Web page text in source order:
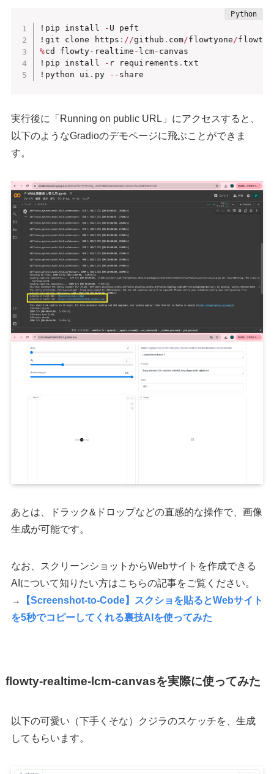
!pip install - U peft
!git clone https : //github . com/flowtyone/flowty
%cd flowty- realtime - lcm- canvas
!pip install
- r requirements .txt
!python ui . py - - share
実行後に「Running on public URL」にアクセスすると、
以下のようなGradioのデモページに飛ぶことができま
す。
あとは、ドラック&ドロップなどの直感的な操作で、画像
生成が可能です。
なお、スクリーンショットからWebサイトを作成できる
AIについて知りたい方はこちらの記事をご覧ください。
→
【Screenshot-to-Code】スクショを貼るとWebサイト
を5秒でコピーしてくれる裏技AIを使ってみた
flowty-realtime-lcm-canvasを実際に使ってみた
以下の可愛い（下手くそな）クジラのスケッチを、生成
してもらいます。